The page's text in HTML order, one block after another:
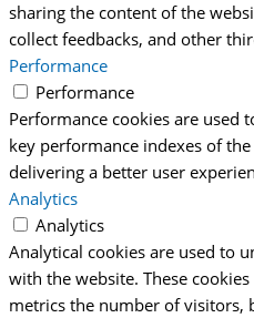
sharing the content of the
collect feedbacks, and other
Performance
Performance
Performance cookies are used
key performance indexes of
delivering a better user
Analytics
Analytics
Analytical cookies are used to
with the website. These
metrics the number of visitors,